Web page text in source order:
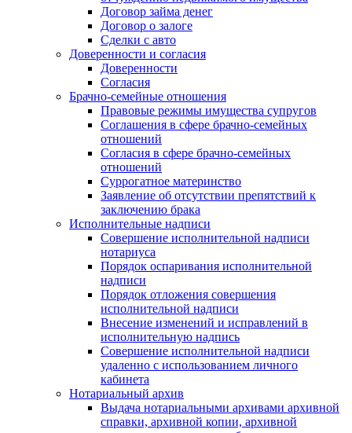
Договор займа денег
Договор о залоге
Сделки с авто
Доверенности и согласия
Доверенности
Согласия
Брачно-семейные отношения
Правовые режимы имущества супругов
Соглашения в сфере брачно-семейных
отношений
Согласия в сфере брачно-семейных
отношений
Суррогатное материнство
Заявление об отсутствии препятствий к
заключению брака
Исполнительные надписи
Совершение исполнительной надписи
нотариуса
Порядок оспаривания исполнительной
надписи
Порядок отложения совершения
исполнительной надписи
Внесение изменений и исправлений в
исполнительную надпись
Совершение исполнительной надписи
удаленно с использованием личного
кабинета
Нотариальный архив
Выдача нотариальными архивами архивной
справки, архивной копии, архивной